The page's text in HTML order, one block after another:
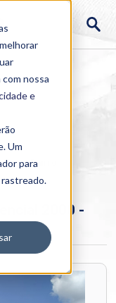
nossa
e
Um
para
no Bairro
2000 -